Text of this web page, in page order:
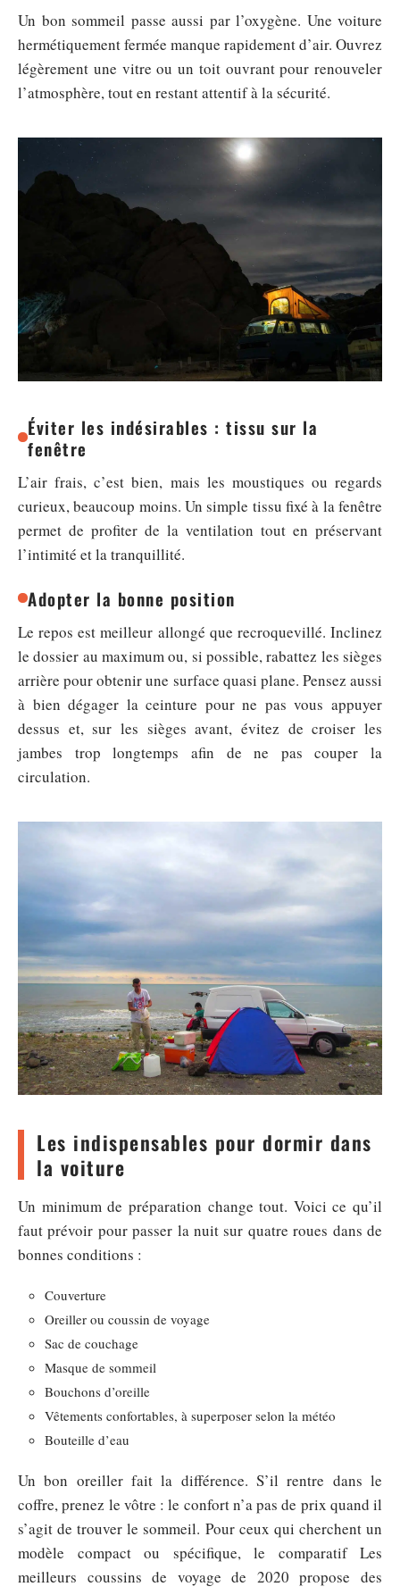
Un bon sommeil passe aussi par l’oxygène. Une voiture
hermétiquement fermée manque rapidement d’air. Ouvrez
légèrement une vitre ou un toit ouvrant pour renouveler
l’atmosphère, tout en restant attentif à la sécurité.
Éviter les indésirables : tissu sur la
fenêtre
L’air frais, c’est bien, mais les moustiques ou regards
curieux, beaucoup moins. Un simple tissu fixé à la fenêtre
permet de profiter de la ventilation tout en préservant
l’intimité et la tranquillité.
Adopter la bonne position
Le repos est meilleur allongé que recroquevillé. Inclinez
le dossier au maximum ou, si possible, rabattez les sièges
arrière pour obtenir une surface quasi plane. Pensez aussi
à bien dégager la ceinture pour ne pas vous appuyer
dessus et, sur les sièges avant, évitez de croiser les
jambes trop longtemps afin de ne pas couper la
circulation.
Les indispensables pour dormir dans
la voiture
Un minimum de préparation change tout. Voici ce qu’il
faut prévoir pour passer la nuit sur quatre roues dans de
bonnes conditions :
Couverture
Oreiller ou coussin de voyage
Sac de couchage
Masque de sommeil
Bouchons d’oreille
Vêtements confortables, à superposer selon la météo
Bouteille d’eau
Un bon oreiller fait la différence. S’il rentre dans le
coffre, prenez le vôtre : le confort n’a pas de prix quand il
s’agit de trouver le sommeil. Pour ceux qui cherchent un
modèle compact ou spécifique, le comparatif Les
meilleurs coussins de voyage de 2020 propose des